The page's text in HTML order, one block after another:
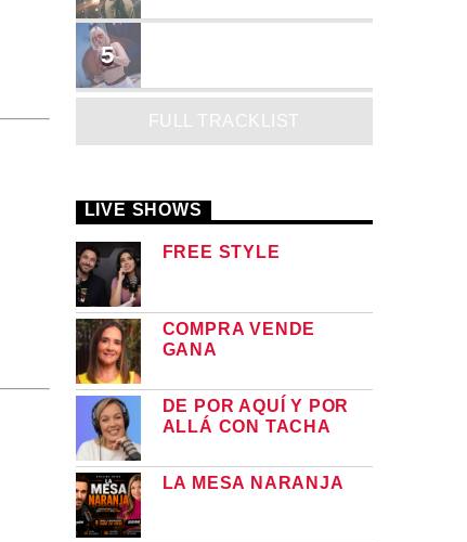
5
FULL TRACKLIST
LIVE SHOWS
FREE STYLE
COMPRA VENDE
GANA
DE POR AQUÍ Y POR
ALLÁ CON TACHA
LA MESA NARANJA